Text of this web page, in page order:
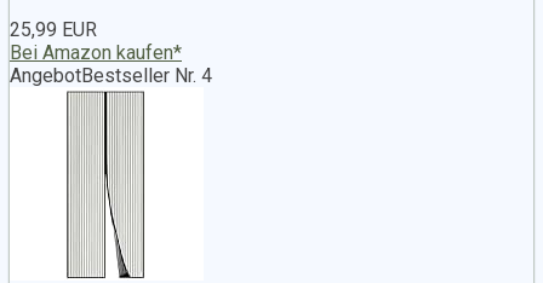
25,99 EUR
Bei Amazon kaufen*
AngebotBestseller Nr. 4